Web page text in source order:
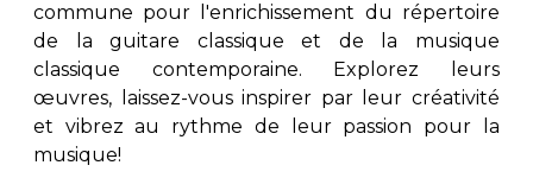
PARTITIONS POUR AUTRES
INSTRUMENTS
PARTITIONS POUR ENSEMBLES
Orchestre de guitares
Concerto pour
Guitare et un autre
Musique de chambre
commune pour l'enrichissement du répertoire
de la guitare classique et de la musique
classique contemporaine. Explorez leurs
œuvres, laissez-vous inspirer par leur créativité
et vibrez au rythme de leur passion pour la
musique!